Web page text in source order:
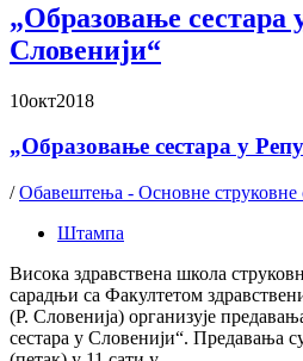
„Образовање сестара
Словенији“
10окт2018
„Образовање сестара у
/Обавештења - Основне струковне
Штампа
Висока здравствена школа
сарадњи са Факултетом
(Р. Словенија) организује
сестара у Словенији“. Предавања